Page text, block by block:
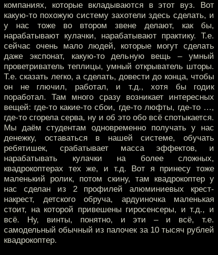
компаниях, которые вкладываются в этот вуз. Вот
какую-то похожую систему захотели здесь сделать, и
у нас тоже во втором звене делают, как бы,
нарабатывают кулачки, нарабатывают практику. Т.е.
сейчас очень мало людей, которые могут сделать
даже экспонат, какую-то дельную вещь – умный
проветриватель теплицы, умный открыватель шторы.
Т.е. сказать легко, а сделать, довести до конца, чтобы
он не глючил, работал, и т.д., хотя бы годик
поработал. Там много сразу возникает интересных
вещей: где-то какие-то сбои, где-то люфты, где-то …,
где-то сгорела серва, ну и об это обо всё спотыкается.
Мы даём студентам одновременно получать у нас
денежку, оставаться в нашей системе, обучать
ребятишек, срабатывает масса эффектов, и
нарабатывать кулачки на более сложных,
квадрокоптерах тех же, и т.д. Вот я принесу тоже
маленький ролик, потом скину, там квадрокоптер у
нас сделан из 2 профилей алюминиевых крест-
накрест, детского обруча, ардуиночка маленькая
стоит, на которой привешены гиросенсеры, и т.д., и
всё. Ну, винты, понятно, и эти – и всё, т.е.
самодельный обычный из палочек за 10 тысяч рублей
квадрокоптер.